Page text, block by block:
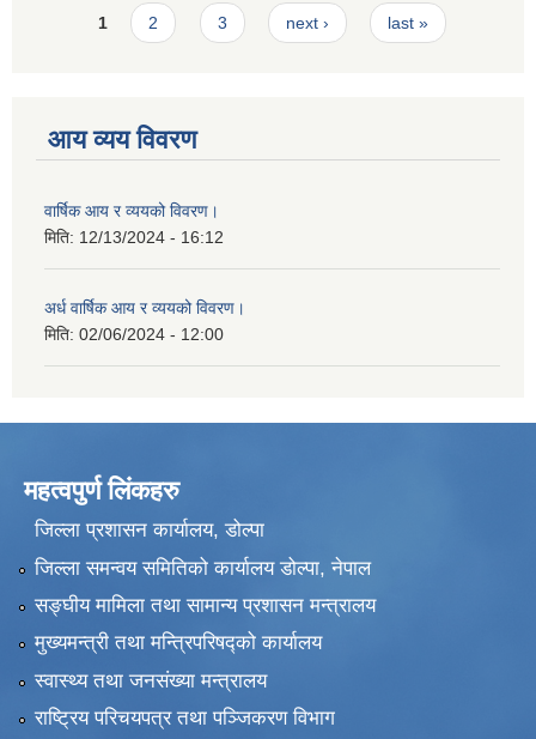
Pages
1 2 3 next › last »
आय व्यय विवरण
वार्षिक आय र व्ययको विवरण।
मिति: 12/13/2024 - 16:12
अर्ध वार्षिक आय र व्ययको विवरण।
मिति: 02/06/2024 - 12:00
महत्वपुर्ण लिंकहरु
जिल्ला प्रशासन कार्यालय, डोल्पा
जिल्ला समन्वय समितिको कार्यालय डोल्पा, नेपाल
सङ्‍घीय मामिला तथा सामान्य प्रशासन मन्त्रालय
मुख्यमन्त्री तथा मन्त्रिपरिषद्को कार्यालय
स्वास्थ्य तथा जनसंख्या मन्त्रालय
राष्ट्रिय परिचयपत्र तथा पञ्जिकरण विभाग